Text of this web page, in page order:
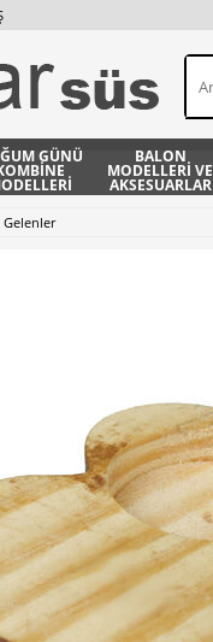
GÜNÜ BALON
MODELLERİ VE
AKSESUARLAR